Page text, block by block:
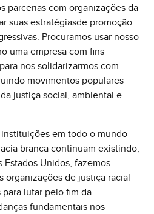
parcerias com organizações da
suas estratégiasde promoção
Procuramos usar nosso
uma empresa com fins
nos solidarizarmos com
movimentos populares
justiça social, ambiental e
em todo o mundo
branca continuam existindo,
Estados Unidos, fazemos
organizações de justiça racial
lutar pelo fim da
fundamentais nos